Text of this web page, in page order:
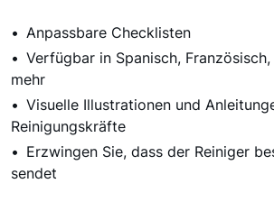
Anpassbare Checklisten
Verfügbar in Spanisch,
mehr
Visuelle Illustrationen und
Reinigungskräfte
Erzwingen Sie, dass der Reiniger
sendet